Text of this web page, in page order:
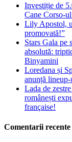
Investiție de
Cane Corso-
Lily Apostol,
promovată!”
Stars Gala pe
absolută:
Binyamini
Loredana și
anunță
Lada de
românești
française!
Comentarii recente